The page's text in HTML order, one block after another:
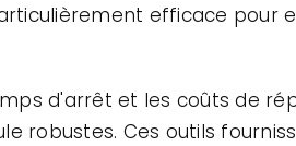
efficace pour
d'arrêt et les coûts de
robustes. Ces outils